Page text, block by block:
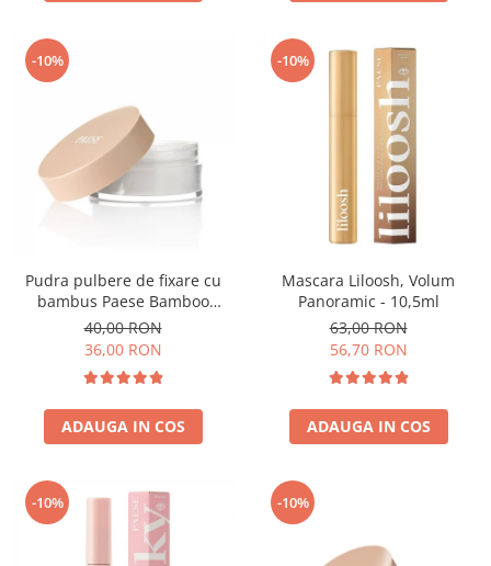
-10%
Pudra pulbere de fixare cu
bambus Paese Bamboo
Powder - 5g
40,00 RON
36,00 RON
ADAUGA IN COS
-10%
Mascara Liloosh, Volum
Panoramic - 10,5ml
63,00 RON
56,70 RON
ADAUGA IN COS
-10% -10%